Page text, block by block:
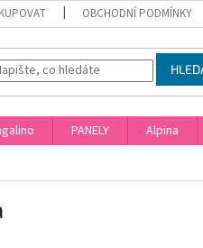
OBCHODNÍ PODMÍNKY
PANELY Alpina